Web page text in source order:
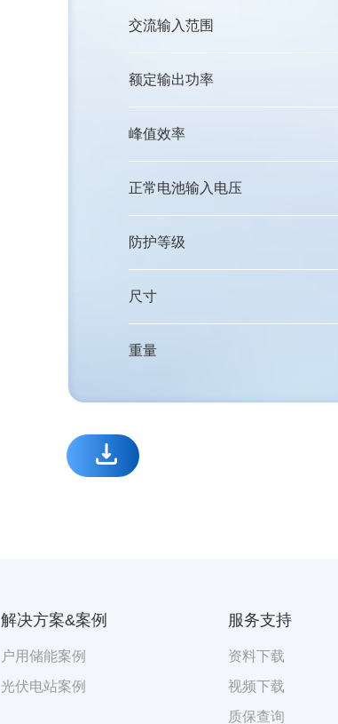
交流输入范围
额定输出功率
峰值效率
正常电池输入电压
防护等级
尺寸
重量
解决方案&案例
户用储能案例
光伏电站案例
服务支持
资料下载
视频下载
质保查询